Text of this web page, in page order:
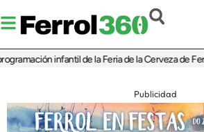
infantil de la Feria de la Cerveza de Ferrol
Publicidad